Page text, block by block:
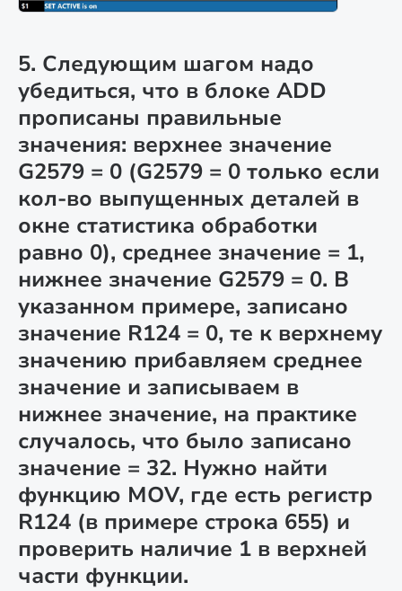
5. Следующим шагом надо
убедиться, что в блоке ADD
прописаны правильные
значения: верхнее значение
G2579 = 0 (G2579 = 0 только если
кол-во выпущенных деталей в
окне статистика обработки
равно 0), среднее значение = 1,
нижнее значение G2579 = 0. В
указанном примере, записано
значение R124 = 0, те к верхнему
значению прибавляем среднее
значение и записываем в
нижнее значение, на практике
случалось, что было записано
значение = 32. Нужно найти
функцию MOV, где есть регистр
R124 (в примере строка 655) и
проверить наличие 1 в верхней
части функции.